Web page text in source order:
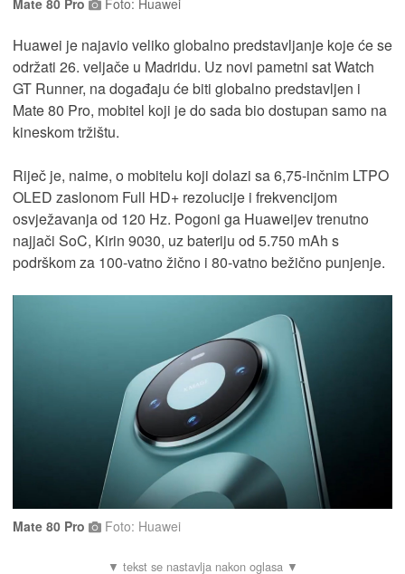
Huawei je najavio veliko globalno predstavljanje koje će se
održati 26. veljače u Madridu. Uz novi pametni sat Watch
GT Runner, na događaju će biti globalno predstavljen i
Mate 80 Pro, mobitel koji je do sada bio dostupan samo na
kineskom tržištu.
Riječ je, naime, o mobitelu koji dolazi sa 6,75-inčnim LTPO
OLED zaslonom Full HD+ rezolucije i frekvencijom
osvježavanja od 120 Hz. Pogoni ga Huaweijev trenutno
najjači SoC, Kirin 9030, uz bateriju od 5.750 mAh s
podrškom za 100-vatno žično i 80-vatno bežično punjenje.
Mate 80 Pro Foto: Huawei